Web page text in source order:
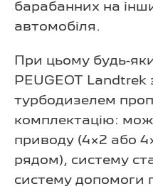
барабанних на
автомобіля.
При цьому будь-
PEUGEOT Landtrek
турбодизелем
комплектацію:
приводу (4×2 або
рядом), систему
систему допомоги